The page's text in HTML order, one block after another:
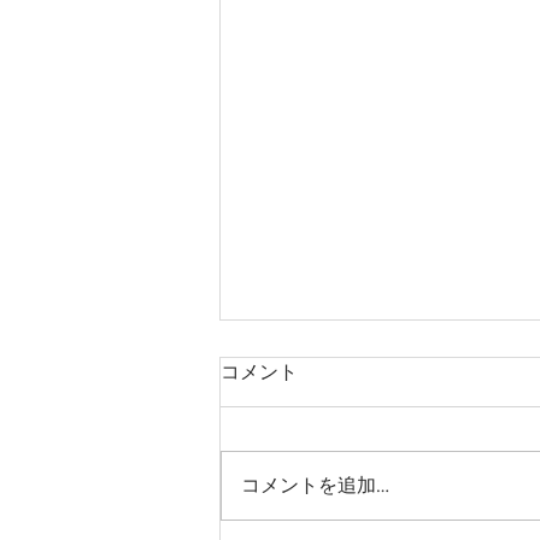
大事なのは「いつ」復習する
また、繰り返し学習には落とし穴
があることも、実体験から共感さ
コメント
コメントを追加…